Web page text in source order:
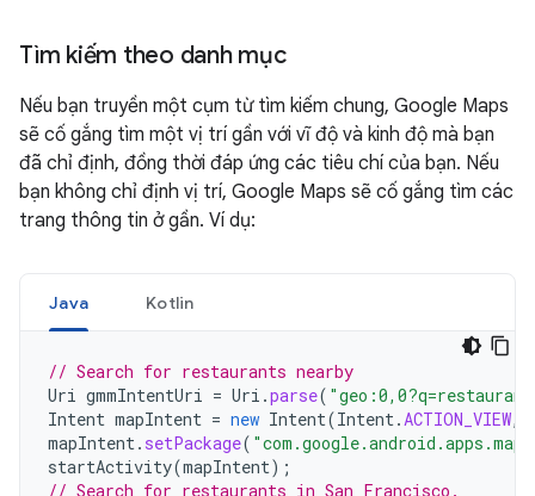
Tìm kiếm theo danh mục
Nếu bạn truyền một cụm từ tìm kiếm chung, Google Maps
sẽ cố gắng tìm một vị trí gần với vĩ độ và kinh độ mà bạn
đã chỉ định, đồng thời đáp ứng các tiêu chí của bạn. Nếu
bạn không chỉ định vị trí, Google Maps sẽ cố gắng tìm các
trang thông tin ở gần. Ví dụ:
Java Kotlin
// Search for restaurants nearby
Uri gmmIntentUri = Uri .parse(
Intent mapIntent = new Intent(Intent.ACTION_VIEW,
mapIntent. setPackage(
startActivity(mapIntent);
// Search for restaurants in San Francisco.